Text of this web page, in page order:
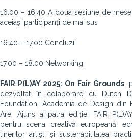
16.00 – 16.40 A doua sesiune de
aceiași participanți de mai sus
16.40 – 17.00 Concluzii
17.00 – 18.00 Networking
FAIR P(L)AY 2025: On Fair Grounds ,
dezvoltat în colaborare cu Dutch
Foundation, Academia de Design din
Are. Ajuns a patra ediție, FAIR
pentru scena creativă europeană:
tinerilor artiști și sustenabilitatea